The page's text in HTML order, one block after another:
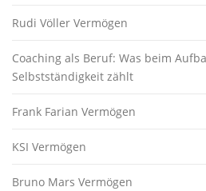
Rudi Völler Vermögen
Coaching als Beruf: Was beim
Selbstständigkeit zählt
Frank Farian Vermögen
KSI Vermögen
Bruno Mars Vermögen